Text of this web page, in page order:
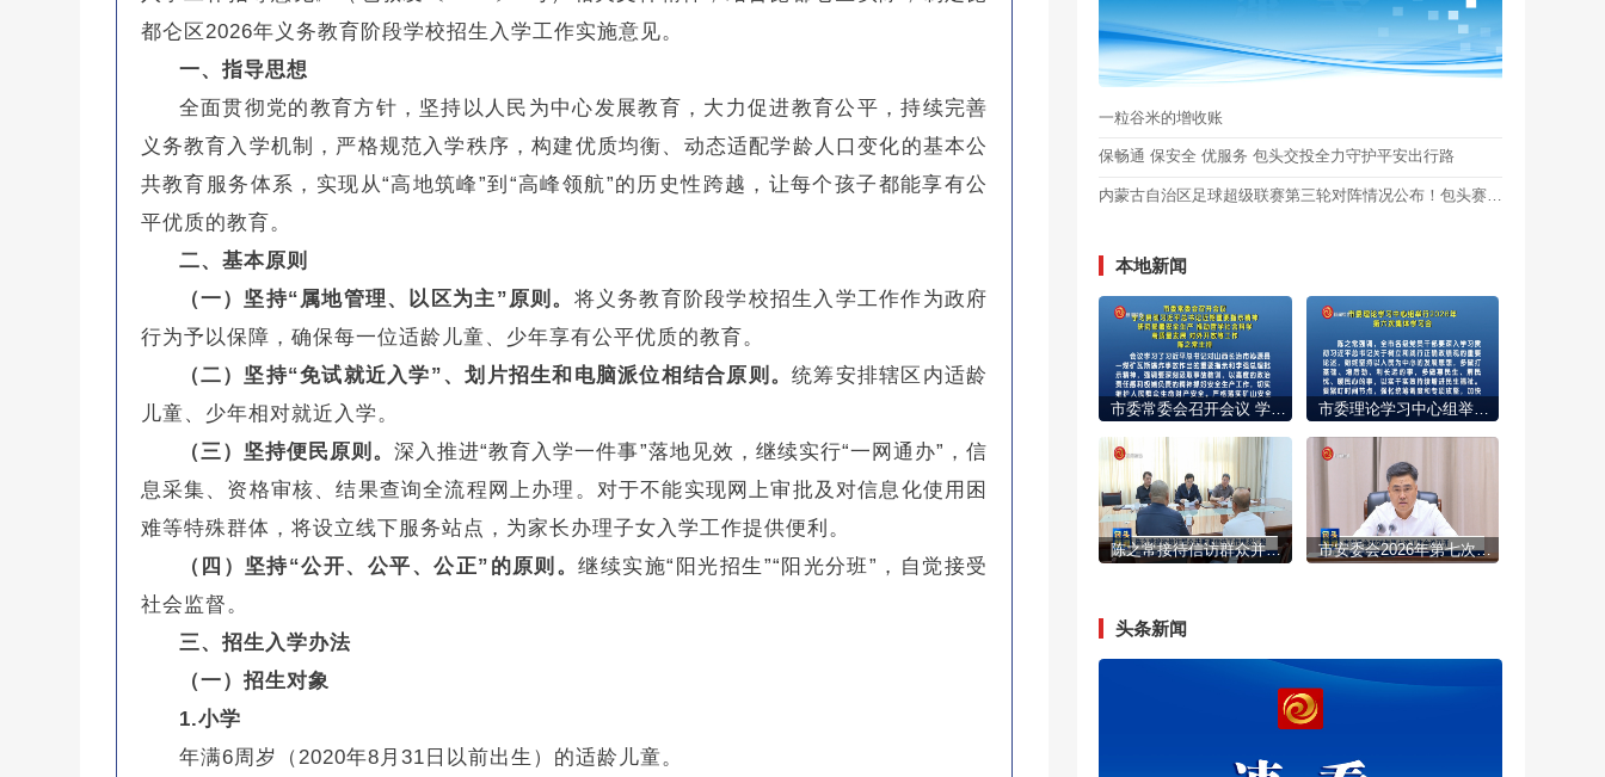
都仑区2026年义务教育阶段学校招生入学工作实施意见。
一、指导思想
全面贯彻党的教育方针，坚持以人民为中心发展教育，大力促进教育公平，持续完善
义务教育入学机制，严格规范入学秩序，构建优质均衡、动态适配学龄人口变化的基本公
共教育服务体系，实现从“高地筑峰”到“高峰领航”的历史性跨越，让每个孩子都能享有公
平优质的教育。
二、基本原则
（一）坚持“属地管理、以区为主”原则。 将义务教育阶段学校招生入学工作作为政府
行为予以保障，确保每一位适龄儿童、少年享有公平优质的教育。
（二）坚持“免试就近入学”、划片招生和电脑派位相结合原则。统筹安排辖区内适龄
儿童、少年相对就近入学。
（三）坚持便民原则。深入推进“教育入学一件事”落地见效，继续实行“一网通办”，信
息采集、资格审核、结果查询全流程网上办理。对于不能实现网上审批及对信息化使用困
难等特殊群体，将设立线下服务站点，为家长办理子女入学工作提供便利。
（四）坚持“公开、公平、公正”的原则。继续实施“阳光招生”“阳光分班”，自觉接受
社会监督。
三、招生入学办法
（一）招生对象
1.小学
年满6周岁（2020年8月31日以前出生）的适龄儿童。
一粒谷米的增收账
保畅通 保安全 优服务 包头交投全力守护平安出行路
内蒙古自治区足球超级联赛第三轮对阵情况公布！包头赛区已开票
本地新闻
陈之常接待信访群众并听取信访工作情况汇报 市安委会2026年第七次工作会议召开
头条新闻